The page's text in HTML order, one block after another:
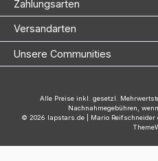
Zahlungsarten
Versandarten
Unsere Communities
Alle Preise inkl. gesetzl.
Nachnahmegebühren,
© 2026 lapstars.de | Mario Reifschneider